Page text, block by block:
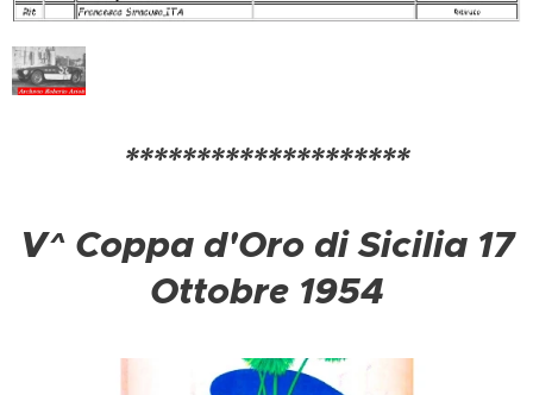
********************
V^ Coppa d'Oro di Sicilia 17
Ottobre 1954